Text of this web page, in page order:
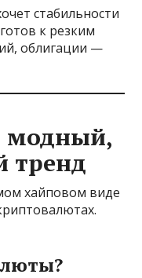
стабильности
к резким
облигации —
модный,
тренд
хайповом виде